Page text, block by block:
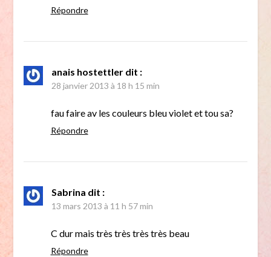
Répondre
anais hostettler dit :
28 janvier 2013 à 18 h 15 min
fau faire av les couleurs bleu violet et tou sa?
Répondre
Sabrina dit :
13 mars 2013 à 11 h 57 min
C dur mais très très très très beau
Répondre